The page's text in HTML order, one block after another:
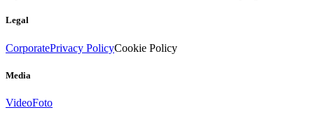
Legal
CorporatePrivacy PolicyCookie Policy
Media
VideoFoto